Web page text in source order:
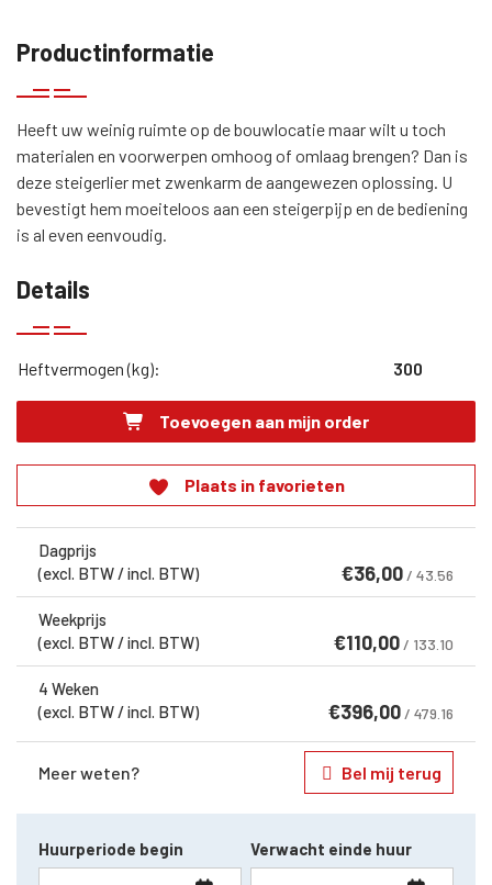
Productinformatie
Heeft uw weinig ruimte op de bouwlocatie maar wilt u toch
materialen en voorwerpen omhoog of omlaag brengen? Dan is
deze steigerlier met zwenkarm de aangewezen oplossing. U
bevestigt hem moeiteloos aan een steigerpijp en de bediening
is al even eenvoudig.
Details
Heftvermogen (kg): 300
Toevoegen aan mijn order
Plaats in favorieten
Dagprijs
(excl. BTW / incl. BTW)
€36,00 / 43.56
Weekprijs
(excl. BTW / incl. BTW)
€110,00 / 133.10
4 Weken
(excl. BTW / incl. BTW)
€396,00 / 479.16
Meer weten? Bel mij terug
Huurperiode begin Verwacht einde huur